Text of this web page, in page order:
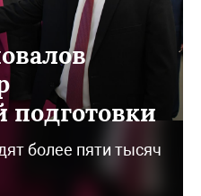
более пяти тысяч